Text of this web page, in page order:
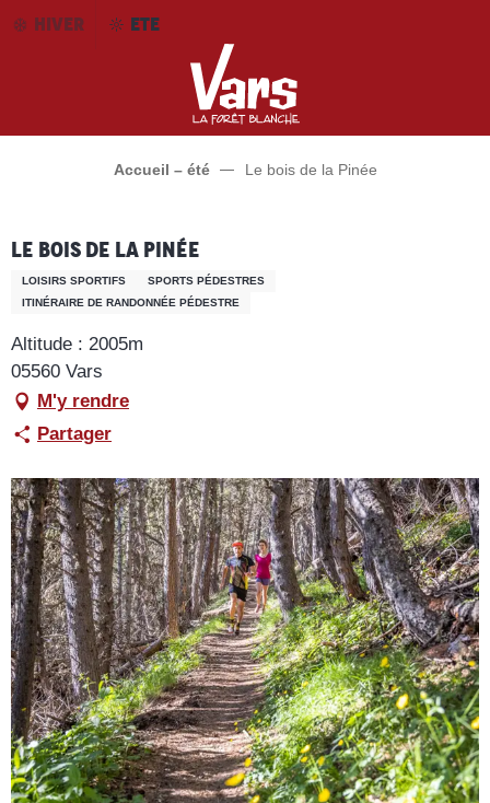
AllerHIVER ETE
Accueil – été Le bois de la Pinée
Le bois de la Pinée
LOISIRS SPORTIFS
SPORTS PÉDESTRES
ITINÉRAIRE DE RANDONNÉE PÉDESTRE
Altitude : 2005m
05560 Vars
M'y rendre
Partager